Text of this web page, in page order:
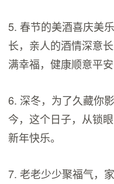
5. 春节的美酒喜庆美
长，亲人的酒情深意
满幸福，健康顺意平
6. 深冬，为了久藏你
今，这个日子，从锁
新年快乐。
7. 老老少少聚福气，